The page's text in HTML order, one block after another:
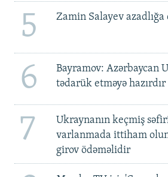
5 Zamin Salayev azadlığa
6
Bayramov: Azərbaycan
tədarük etməyə hazırdır
7
Ukraynanın keçmiş
varlanmada ittiham
girov ödəməlidir